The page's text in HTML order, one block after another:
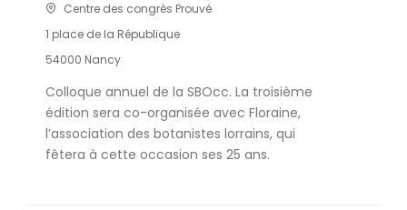
Centre des congrès Prouvé
1 place de la République
54000 Nancy
Colloque annuel de la SBOcc. La troisième
édition sera co-organisée avec Floraine,
l’association des botanistes lorrains, qui
fêtera à cette occasion ses 25 ans.